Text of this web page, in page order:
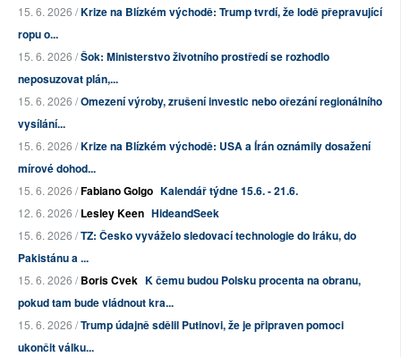
15. 6. 2026 /Krize na Blízkém východě: Trump tvrdí, že lodě přepravující
ropu o...
15. 6. 2026 /Šok: Ministerstvo životního prostředí se rozhodlo
neposuzovat plán,...
15. 6. 2026 /Omezení výroby, zrušení investic nebo ořezání regionálního
vysílání...
15. 6. 2026 /Krize na Blízkém východě: USA a Írán oznámily dosažení
mírové dohod...
15. 6. 2026 /Fabiano Golgo Kalendář týdne 15.6. - 21.6.
12. 6. 2026 /Lesley Keen HideandSeek
15. 6. 2026 /TZ: Česko vyváželo sledovací technologie do Iráku, do
Pakistánu a ...
15. 6. 2026 /Boris Cvek K čemu budou Polsku procenta na obranu,
pokud tam bude vládnout kra...
15. 6. 2026 /Trump údajně sdělil Putinovi, že je připraven pomoci
ukončit válku...